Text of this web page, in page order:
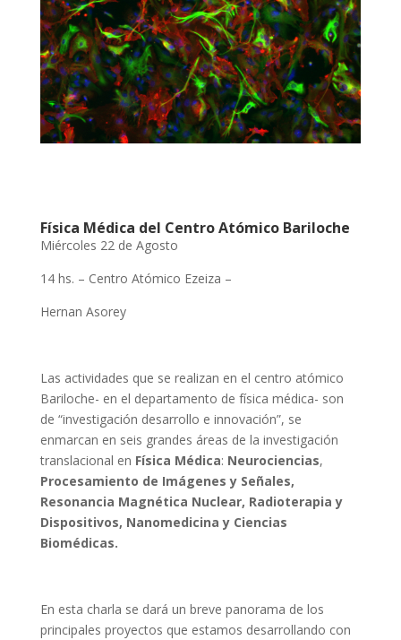
Física Médica del Centro Atómico Bariloche
Miércoles 22 de Agosto
14 hs. – Centro Atómico Ezeiza –
Hernan Asorey
Las actividades que se realizan en el centro atómico
Bariloche- en el departamento de física médica- son
de “investigación desarrollo e innovación”, se
enmarcan en seis grandes áreas de la investigación
translacional en Física Médica: Neurociencias,
Procesamiento de Imágenes y Señales,
Resonancia Magnética Nuclear, Radioterapia y
Dispositivos, Nanomedicina y Ciencias
Biomédicas.
En esta charla se dará un breve panorama de los
principales proyectos que estamos desarrollando con